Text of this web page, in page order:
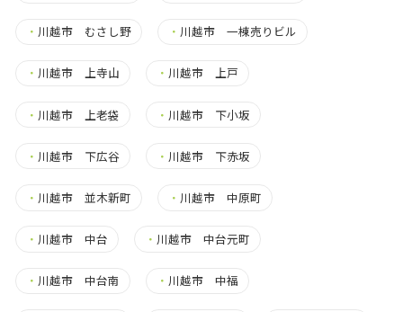
・ 川越市 むさし野 ・ 川越市 一棟売りビル
・ 川越市 上寺山 ・ 川越市 上戸
・ 川越市 上老袋 ・ 川越市 下小坂
・ 川越市 下広谷 ・ 川越市 下赤坂
・ 川越市 並木新町 ・ 川越市 中原町
・ 川越市 中台 ・ 川越市 中台元町
・ 川越市 中台南 ・ 川越市 中福